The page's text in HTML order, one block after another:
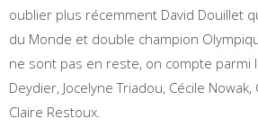
oublier plus récemment David Douillet
du Monde et double champion
ne sont pas en reste, on compte parmi
Deydier, Jocelyne Triadou, Cécile
Claire Restoux.